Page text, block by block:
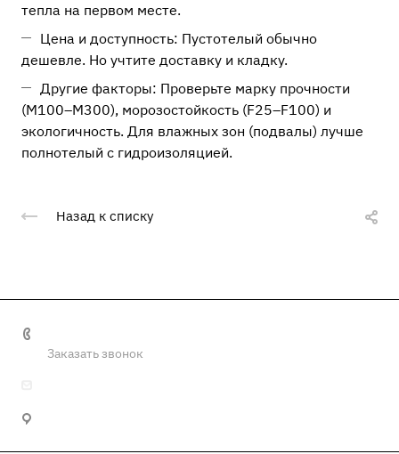
тепла на первом месте.
Цена и доступность: Пустотелый обычно
дешевле. Но учтите доставку и кладку.
Другие факторы: Проверьте марку прочности
(M100–M300), морозостойкость (F25–F100) и
экологичность. Для влажных зон (подвалы) лучше
полнотелый с гидроизоляцией.
Назад к списку
Заказать звонок